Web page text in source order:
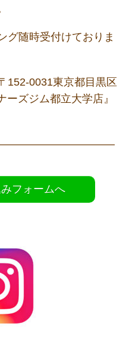
グ随時受付けておりま
152-0031東京都目黒区
ズジム都立大学店』
フォームへ